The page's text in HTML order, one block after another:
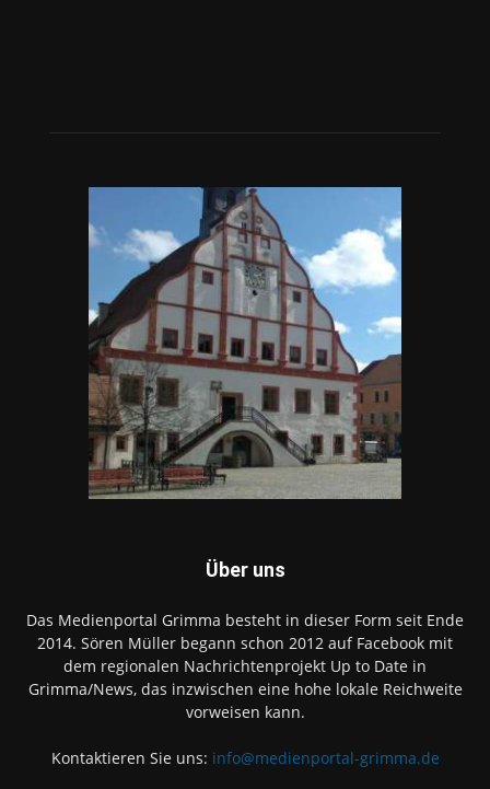
Über uns
Das Medienportal Grimma besteht in dieser Form seit Ende
2014. Sören Müller begann schon 2012 auf Facebook mit
dem regionalen Nachrichtenprojekt Up to Date in
Grimma/News, das inzwischen eine hohe lokale Reichweite
vorweisen kann.
Kontaktieren Sie uns: info@medienportal-grimma.de